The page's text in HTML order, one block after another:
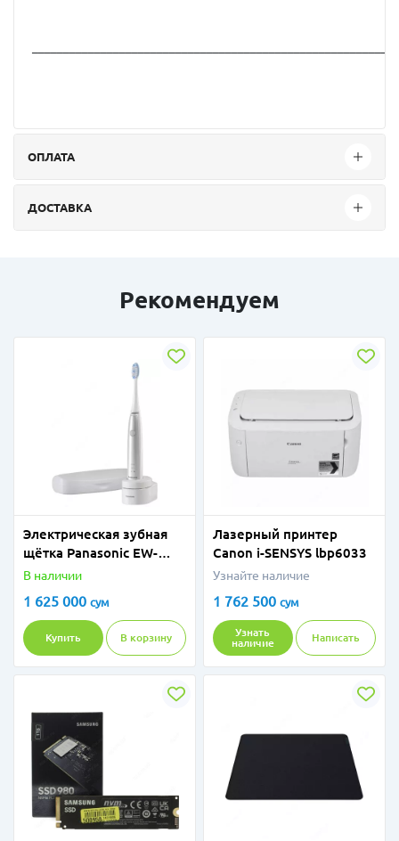
ОПЛАТА
ДОСТАВКА
Рекомендуем
Электрическая зубная
щётка Panasonic EW-
DL82-W820
В наличии
1 625 000 сум
Купить В корзину
Лазерный принтер
Canon i-SENSYS lbp6033
Узнайте наличие
1 762 500 сум
Узнать
наличие
Написать